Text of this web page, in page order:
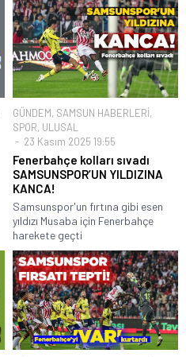
GÜNDEM, SAMSUN HABERLERİ,
SPOR, ULUSAL
23 Kasım 2025 19:55
Fenerbahçe kolları sıvadı
SAMSUNSPOR’UN YILDIZINA
KANCA!
Samsunspor'un fırtına gibi esen
yıldızı Musaba için Fenerbahçe
harekete geçti